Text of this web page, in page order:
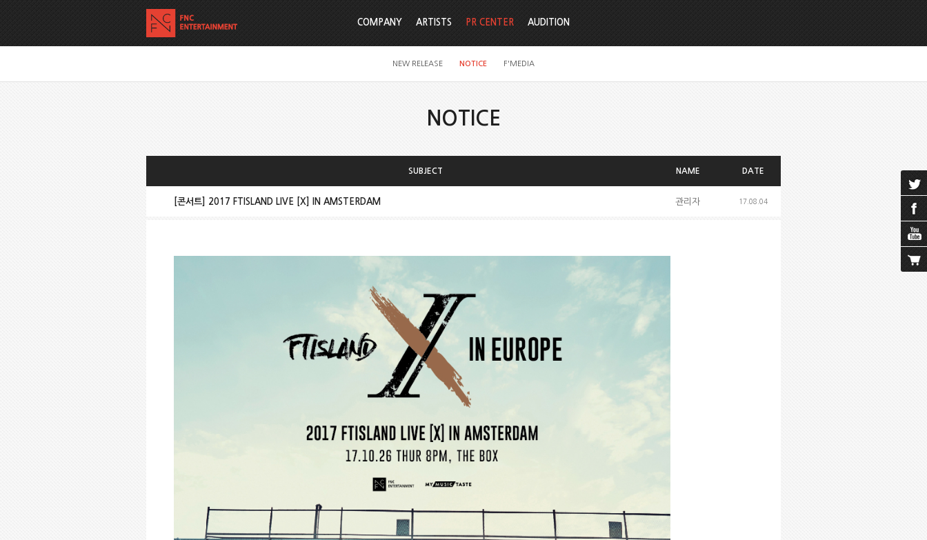
COMPANY ARTISTS PR CENTER
NEW RELEASE NOTICE F'MEDIA
AUDITION
NOTICE
SUBJECT NAME DATE
[콘서트] 2017 FTISLAND LIVE [X] IN AMSTERDAM 관리자 17.08.04